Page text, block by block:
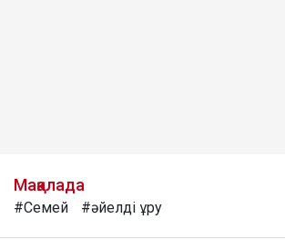
Мақалада
#Семей #әйелді ұру